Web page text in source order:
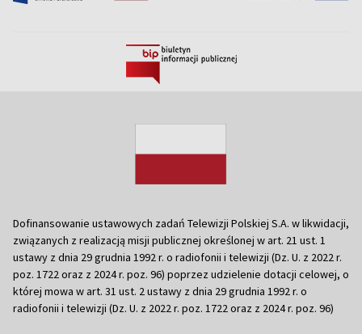
Dofinansowanie ustawowych zadań Telewizji Polskiej S.A. w likwidacji,
związanych z realizacją misji publicznej określonej w art. 21 ust. 1
ustawy z dnia 29 grudnia 1992 r. o radiofonii i telewizji (Dz. U. z 2022 r.
poz. 1722 oraz z 2024 r. poz. 96) poprzez udzielenie dotacji celowej, o
której mowa w art. 31 ust. 2 ustawy z dnia 29 grudnia 1992 r. o
radiofonii i telewizji (Dz. U. z 2022 r. poz. 1722 oraz z 2024 r. poz. 96)